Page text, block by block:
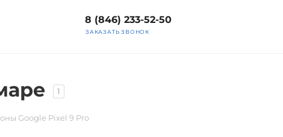
8 (846) 233-52-50
ЗАКАЗАТЬ ЗВОНОК
1
Google Pixel 9 Pro